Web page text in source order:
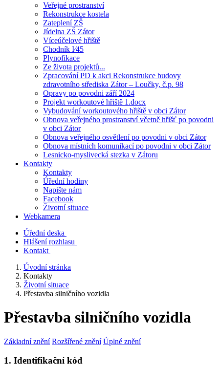
Veřejné prostranství
Rekonstrukce kostela
Zateplení ZŠ
Jídelna ZŠ Zátor
Víceúčelové hřiště
Chodník I⁄45
Plynofikace
Ze života projektů...
Zpracování PD k akci Rekonstrukce budovy
zdravotního střediska Zátor – Loučky, č.p. 98
Opravy po povodni září 2024
Projekt workoutové hřiště 1.docx
Vybudování workoutového hřiště v obci Zátor
Obnova veřejného prostranství včetně hřišť po povodni
v obci Zátor
Obnova veřejného osvětlení po povodni v obci Zátor
Obnova místních komunikací po povodni v obci Zátor
Lesnicko-myslivecká stezka v Zátoru
Kontakty
Kontakty
Úřední hodiny
Napište nám
Facebook
Životní situace
Webkamera
Úřední deska
Hlášení rozhlasu
Kontakt
Úvodní stránka
Kontakty
Životní situace
Přestavba silničního vozidla
Přestavba silničního vozidla
Základní znění Rozšířené znění Úplné znění
1. Identifikační kód